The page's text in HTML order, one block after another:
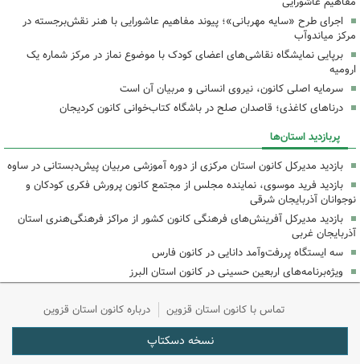
اجرای طرح «سایه مهربانی»؛ پیوند مفاهیم عاشورایی با هنر نقش‌برجسته در
مرکز میاندوآب
برپایی نمایشگاه نقاشی‌های اعضای کودک با موضوع نماز در مرکز شماره یک
ارومیه
سرمایه اصلی کانون، نیروی انسانی و مربیان آن است
درناهای کاغذی؛ قاصدان صلح در باشگاه کتاب‌خوانی کانون کردیجان
پربازدید استان‌ها
بازدید مدیرکل کانون استان مرکزی از دوره آموزشی مربیان پیش‌دبستانی در ساوه
بازدید فرید موسوی، نماینده مجلس از مجتمع کانون پرورش فکری کودکان و
نوجوانان آذربایجان شرقی
بازدید مدیرکل آفرینش‌های فرهنگی کانون کشور از مراکز فرهنگی‌هنری استان
آذربایجان غربی
سه ایستگاه پررفت‌وآمد دانایی در کانون فارس
ویژه‌برنامه‌های اربعین حسینی در کانون استان البرز
تماس با کانون استان قزوین درباره کانون استان قزوین
نسخه دسکتاپ